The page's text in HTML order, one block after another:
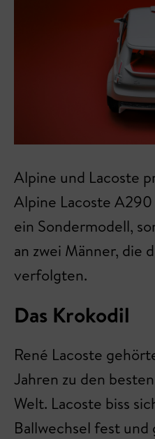
Alpine und Lacoste
Alpine Lacoste
ein Sondermodell,
an zwei Männer, die
verfolgten.
Das Krokodil
René Lacoste
Jahren zu den
Welt. Lacoste biss
Ballwechsel fest und